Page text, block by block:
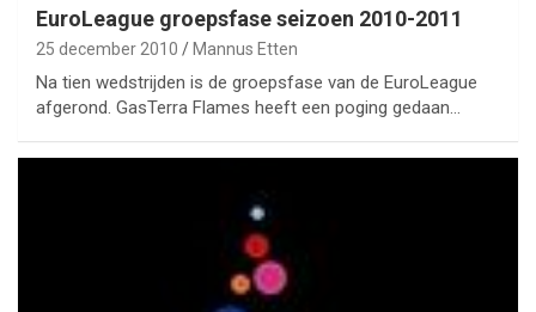
EuroLeague groepsfase seizoen 2010-2011
25 december 2010 Mannus Etten
Na tien wedstrijden is de groepsfase van de EuroLeague
afgerond. GasTerra Flames heeft een poging gedaan…